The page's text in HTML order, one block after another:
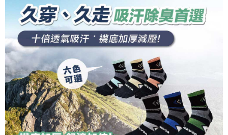
認、照合および修正を行います。
3. 完全なユーザーサービス規約については、以下のリンクを参照してくだ
さい：
https://oppay.tw/userRule
2.決済金額は最低NT$20です。
3.現在、台湾の会員のみご利用いただけます。
三、利用規約「AFTEE代金後払い」（以下当サービスという）はネットプ
ロテクションズ（以下 AFTEE という）が提供し、AFTEEが代金を徴収し
ます。当サービスご利用の際に提供しなければならない個人情報（注文者
の氏名、電話番号、受取人の氏名、電話番号、受取人住所を含むがこれに
限らない）は、AFTEEに渡され当サービスで必要な範囲内で利用されま
す。AFTEEの個人情報の収集、処理、利用について、詳細はAFTEE公式ホ
ームページの『個人情報の収集、処理及び利用に関する声明』をご参照く
ださい（https://aftee.tw/privacypolicy/）。
AFTEEの初回ご利用の際に、審査を通過すれば、最高額がNT$10,000にな
ります。支払い期限を過ぎた場合、その金額に基づいて年利20%の遅延滞
納金が加算されます。未成年の利用者は、事前に法定代理人または後見人
順豐 送料を確認